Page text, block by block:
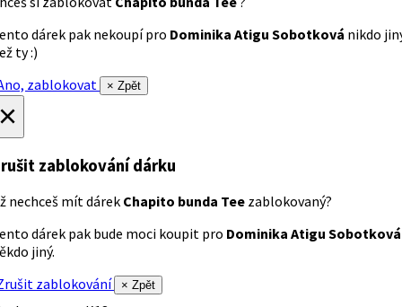
dárek pak nekoupí pro Dominika Atigu Sobotková nikdo
ty :)
zablokovat
× Zpět
zablokování dárku
nechceš mít dárek Chapito bunda Tee zablokovaný?
dárek pak bude moci koupit pro Dominika Atigu Sobotková
jiný.
zablokování
× Zpět